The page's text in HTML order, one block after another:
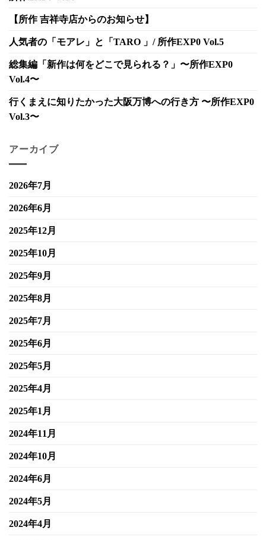
【所作 吉祥寺店からのお知らせ】
人気者の「モアレ」と「TARO 」/ 所作EXP0 Vol.5
総集編「新作は何をどこで見られる？」〜所作EXP0
Vol.4〜
行くまえに知りたかった大阪万博への行き方 〜所作EXP0
Vol.3〜
アーカイブ
2026年7月
2026年6月
2025年12月
2025年10月
2025年9月
2025年8月
2025年7月
2025年6月
2025年5月
2025年4月
2025年1月
2024年11月
2024年10月
2024年6月
2024年5月
2024年4月